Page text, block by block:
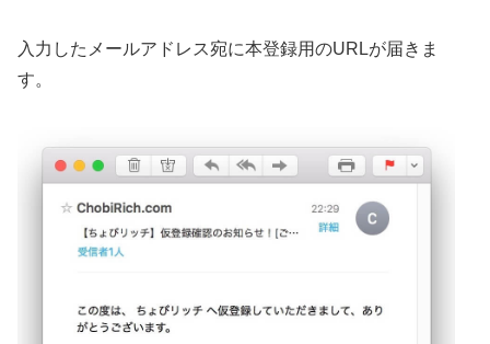
入力したメールアドレス宛に本登録用のURLが届きま
す。